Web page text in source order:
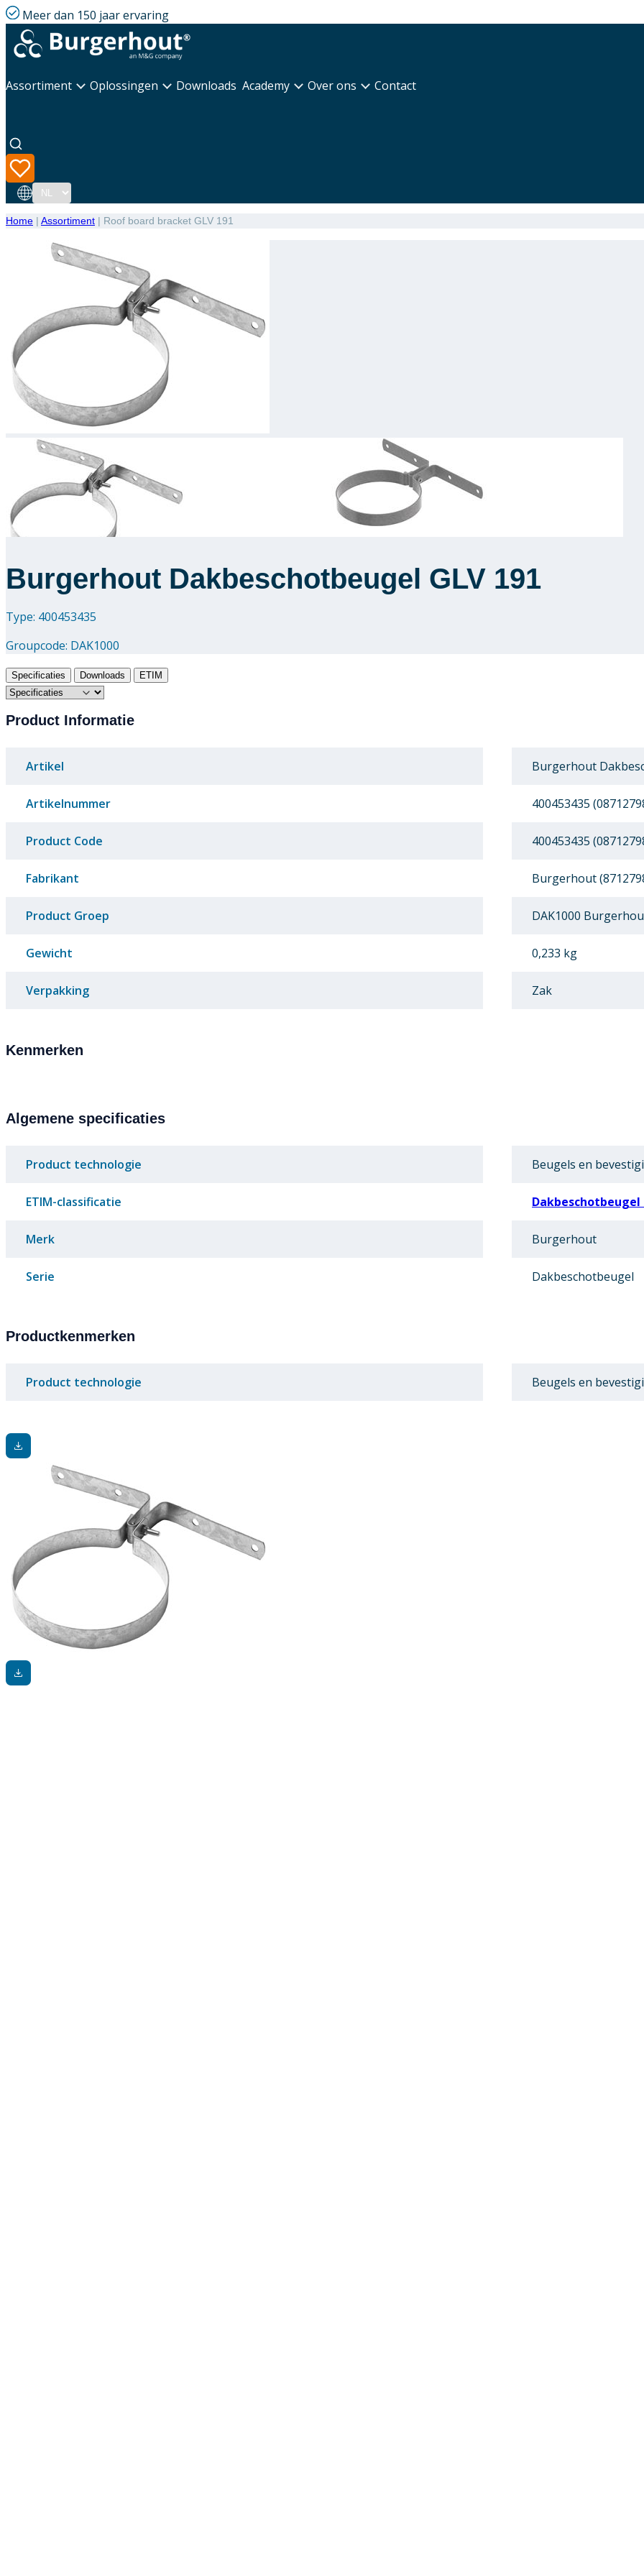
Meer dan 150 jaar ervaring
Assortiment Oplossingen Downloads Academy Over ons Contact
Taal
Home | Assortiment | Roof board bracket GLV 191
Burgerhout Dakbeschotbeugel GLV 191
Type: 400453435
Groupcode: DAK1000
Specificaties Downloads ETIM
Product Informatie
Artikel Burgerhout
Artikelnummer 400453435
Product Code 400453435
Fabrikant Burgerhout
Product Groep DAK1000
Gewicht 0,233 kg
Verpakking Zak
Kenmerken
Algemene specificaties
Product technologie Beugels en
ETIM-classificatie Dakbeschotbeugel
Merk Burgerhout
Serie Dakbeschotbeugel
Productkenmerken
Product technologie Beugels en